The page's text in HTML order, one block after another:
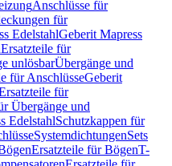
Anschlüsse für
für
EdelstahlGeberit Mapress
Ersatzteile für
unlösbarÜbergänge und
für AnschlüsseGeberit
für
Übergänge und
EdelstahlSchutzkappen für
SystemdichtungenSets
Ersatzteile für BögenT-